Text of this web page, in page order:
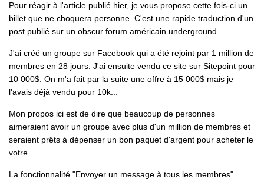
Pour réagir à l'article publié hier, je vous propose cette fois-ci un
billet que ne choquera personne. C'est une rapide traduction d'un
post publié sur un obscur forum américain underground.
J'ai créé un groupe sur Facebook qui a été rejoint par 1 million de
membres en 28 jours. J'ai ensuite vendu ce site sur Sitepoint pour
10 000$. On m'a fait par la suite une offre à 15 000$ mais je
l'avais déjà vendu pour 10k...
Mon propos ici est de dire que beaucoup de personnes
aimeraient avoir un groupe avec plus d'un million de membres et
seraient prêts à dépenser un bon paquet d'argent pour acheter le
votre.
La fonctionnalité "Envoyer un message à tous les membres"